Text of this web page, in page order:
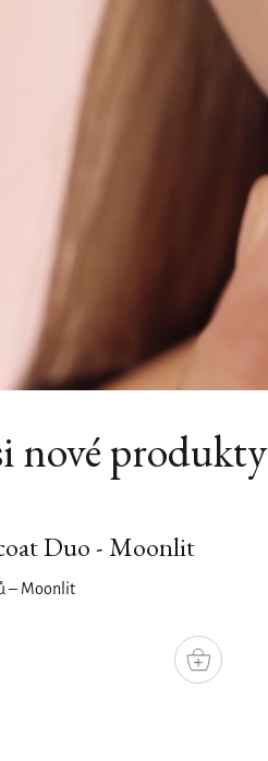
nové produkty
Duo - Moonlit
– Moonlit
DO
KOŠÍKU